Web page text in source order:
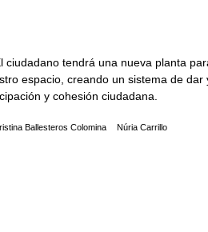
ciudadano tendrá una nueva planta
espacio, creando un sistema de dar
y cohesión ciudadana.
Ballesteros Colomina Núria Carrillo